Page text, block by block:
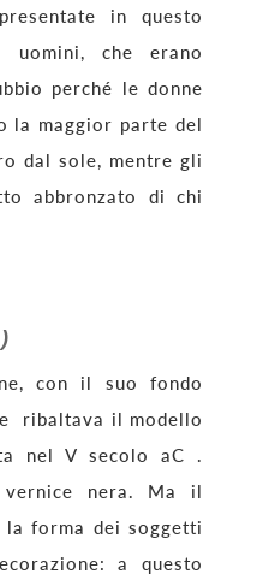
in questo
uomini, che erano
perché le donne
la maggior parte del
dal sole, mentre gli
abbronzato di chi
con il suo fondo
ribaltava il modello
nel V secolo aC .
nera. Ma il
la forma dei soggetti
a questo